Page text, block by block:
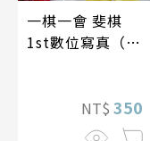
一棋一會 斐棋
1st數位寫真（含
NT$ 350